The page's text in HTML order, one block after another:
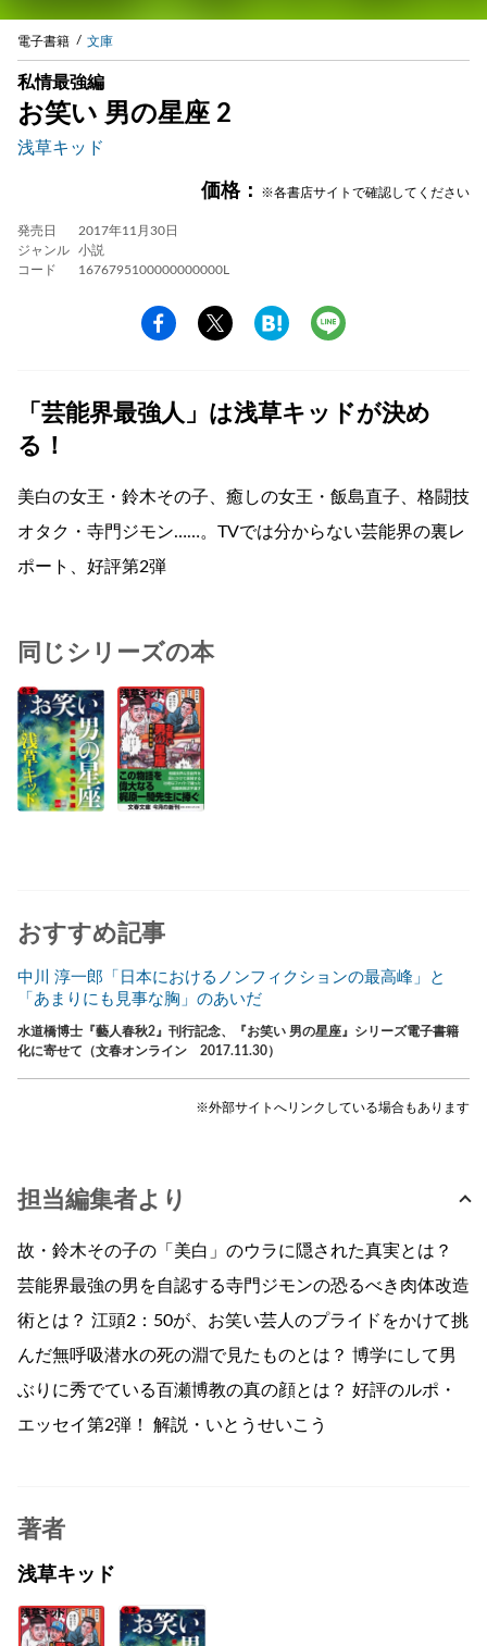
電子書籍 文庫
私情最強編
お笑い 男の星座 2
浅草キッド
価格： ※各書店サイトで確認してください
発売日
2017年11月30日
ジャンル
小説
コード
1676795100000000000L
「芸能界最強人」は浅草キッドが決め
る！
美白の女王・鈴木その子、癒しの女王・飯島直子、格闘技
オタク・寺門ジモン……。TVでは分からない芸能界の裏レ
ポート、好評第2弾
同じシリーズの本
おすすめ記事
中川 淳一郎「日本におけるノンフィクションの最高峰」と
「あまりにも見事な胸」のあいだ
水道橋博士『藝人春秋2』刊行記念、『お笑い 男の星座』シリーズ電子書籍
化に寄せて（文春オンライン 2017.11.30）
※外部サイトへリンクしている場合もあります
担当編集者より
故・鈴木その子の「美白」のウラに隠された真実とは？
芸能界最強の男を自認する寺門ジモンの恐るべき肉体改造
術とは？ 江頭2：50が、お笑い芸人のプライドをかけて挑
んだ無呼吸潜水の死の淵で見たものとは？ 博学にして男
ぶりに秀でている百瀬博教の真の顔とは？ 好評のルポ・
エッセイ第2弾！ 解説・いとうせいこう
著者
浅草キッド